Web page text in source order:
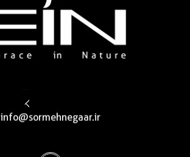
info@sormehnegaar.ir